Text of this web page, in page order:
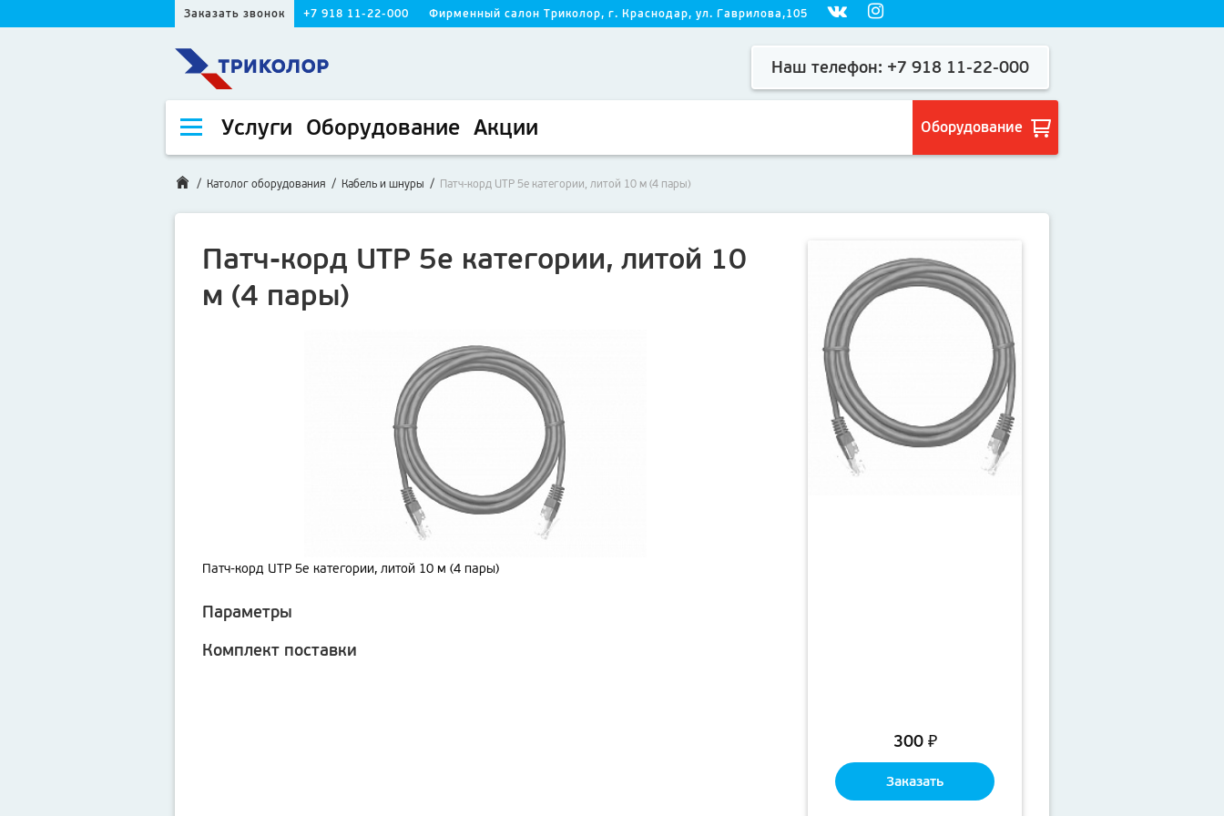
Заказать звонок +7 918 11-22-000 Фирменный салон Триколор, г. Краснодар, ул. Гаврилова,105
Наш телефон: +7 918 11-22-000
Услуги Оборудование Акции Оборудование
/ Католог оборудования / Кабель и шнуры / Патч-корд UTP 5e категории, литой 10 м (4 пары)
Патч-корд UTP 5e категории, литой 10
м (4 пары)
Патч-корд UTP 5e категории, литой 10 м (4 пары)
Параметры
Комплект поставки
300 ₽
Заказать